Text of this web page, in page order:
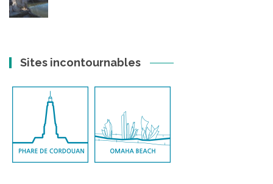
Sites incontournables